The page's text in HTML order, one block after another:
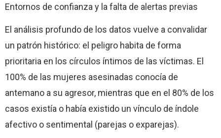
Entornos de confianza y la falta de alertas previas
El análisis profundo de los datos vuelve a convalidar
un patrón histórico: el peligro habita de forma
prioritaria en los círculos íntimos de las víctimas. El
100% de las mujeres asesinadas conocía de
antemano a su agresor, mientras que en el 80% de los
casos existía o había existido un vínculo de índole
afectivo o sentimental (parejas o exparejas).